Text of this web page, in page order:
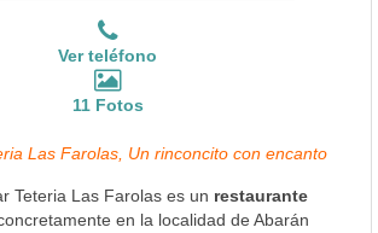
Ver teléfono
11 Fotos
Las Farolas, Un rinconcito con encanto
Teteria Las Farolas es un restaurante
concretamente en la localidad de Abarán